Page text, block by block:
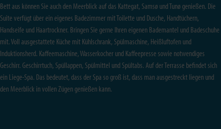
Bett aus können Sie auch den Meerblick auf das Kattegat, Samsø und Tunø genießen. Die
Suite verfügt über ein eigenes Badezimmer mit Toilette und Dusche, Handtüchern,
Handseife und Haartrockner. Bringen Sie gerne Ihren eigenen Bademantel und Badeschuhe
mit. Voll ausgestattete Küche mit Kühlschrank, Spülmaschine, Heißluftofen und
Induktionsherd. Kaffeemaschine, Wasserkocher und Kaffeepresse sowie notwendiges
Geschirr. Geschirrtuch, Spüllappen, Spülmittel und Spültabs. Auf der Terrasse befindet sich
ein Liege-Spa. Das bedeutet, dass der Spa so groß ist, dass man ausgestreckt liegen und
den Meerblick in vollen Zügen genießen kann.